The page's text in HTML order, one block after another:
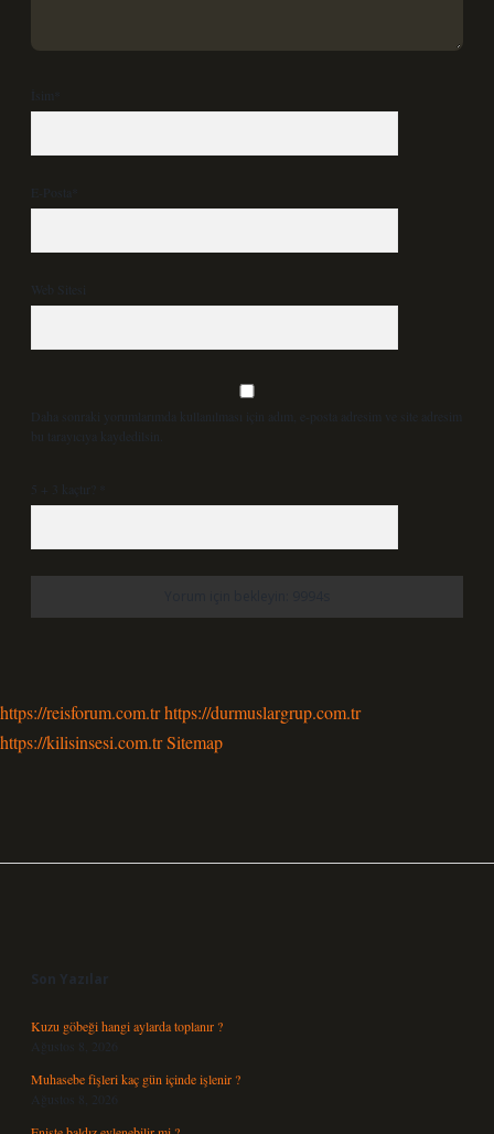
İsim*
E-Posta*
Web Sitesi
Daha sonraki yorumlarımda kullanılması için adım, e-posta adresim ve site adresim
bu tarayıcıya kaydedilsin.
5 + 3 kaçtır?
https://reisforum.com.trhttps://durmuslargrup.com.tr
https://kilisinsesi.com.trSitemap
Son Yazılar
Kuzu göbeği hangi aylarda toplanır ?
Ağustos 8, 2026
Muhasebe fişleri kaç gün içinde işlenir ?
Ağustos 8, 2026